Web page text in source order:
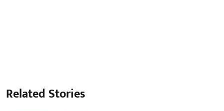
Related Stories